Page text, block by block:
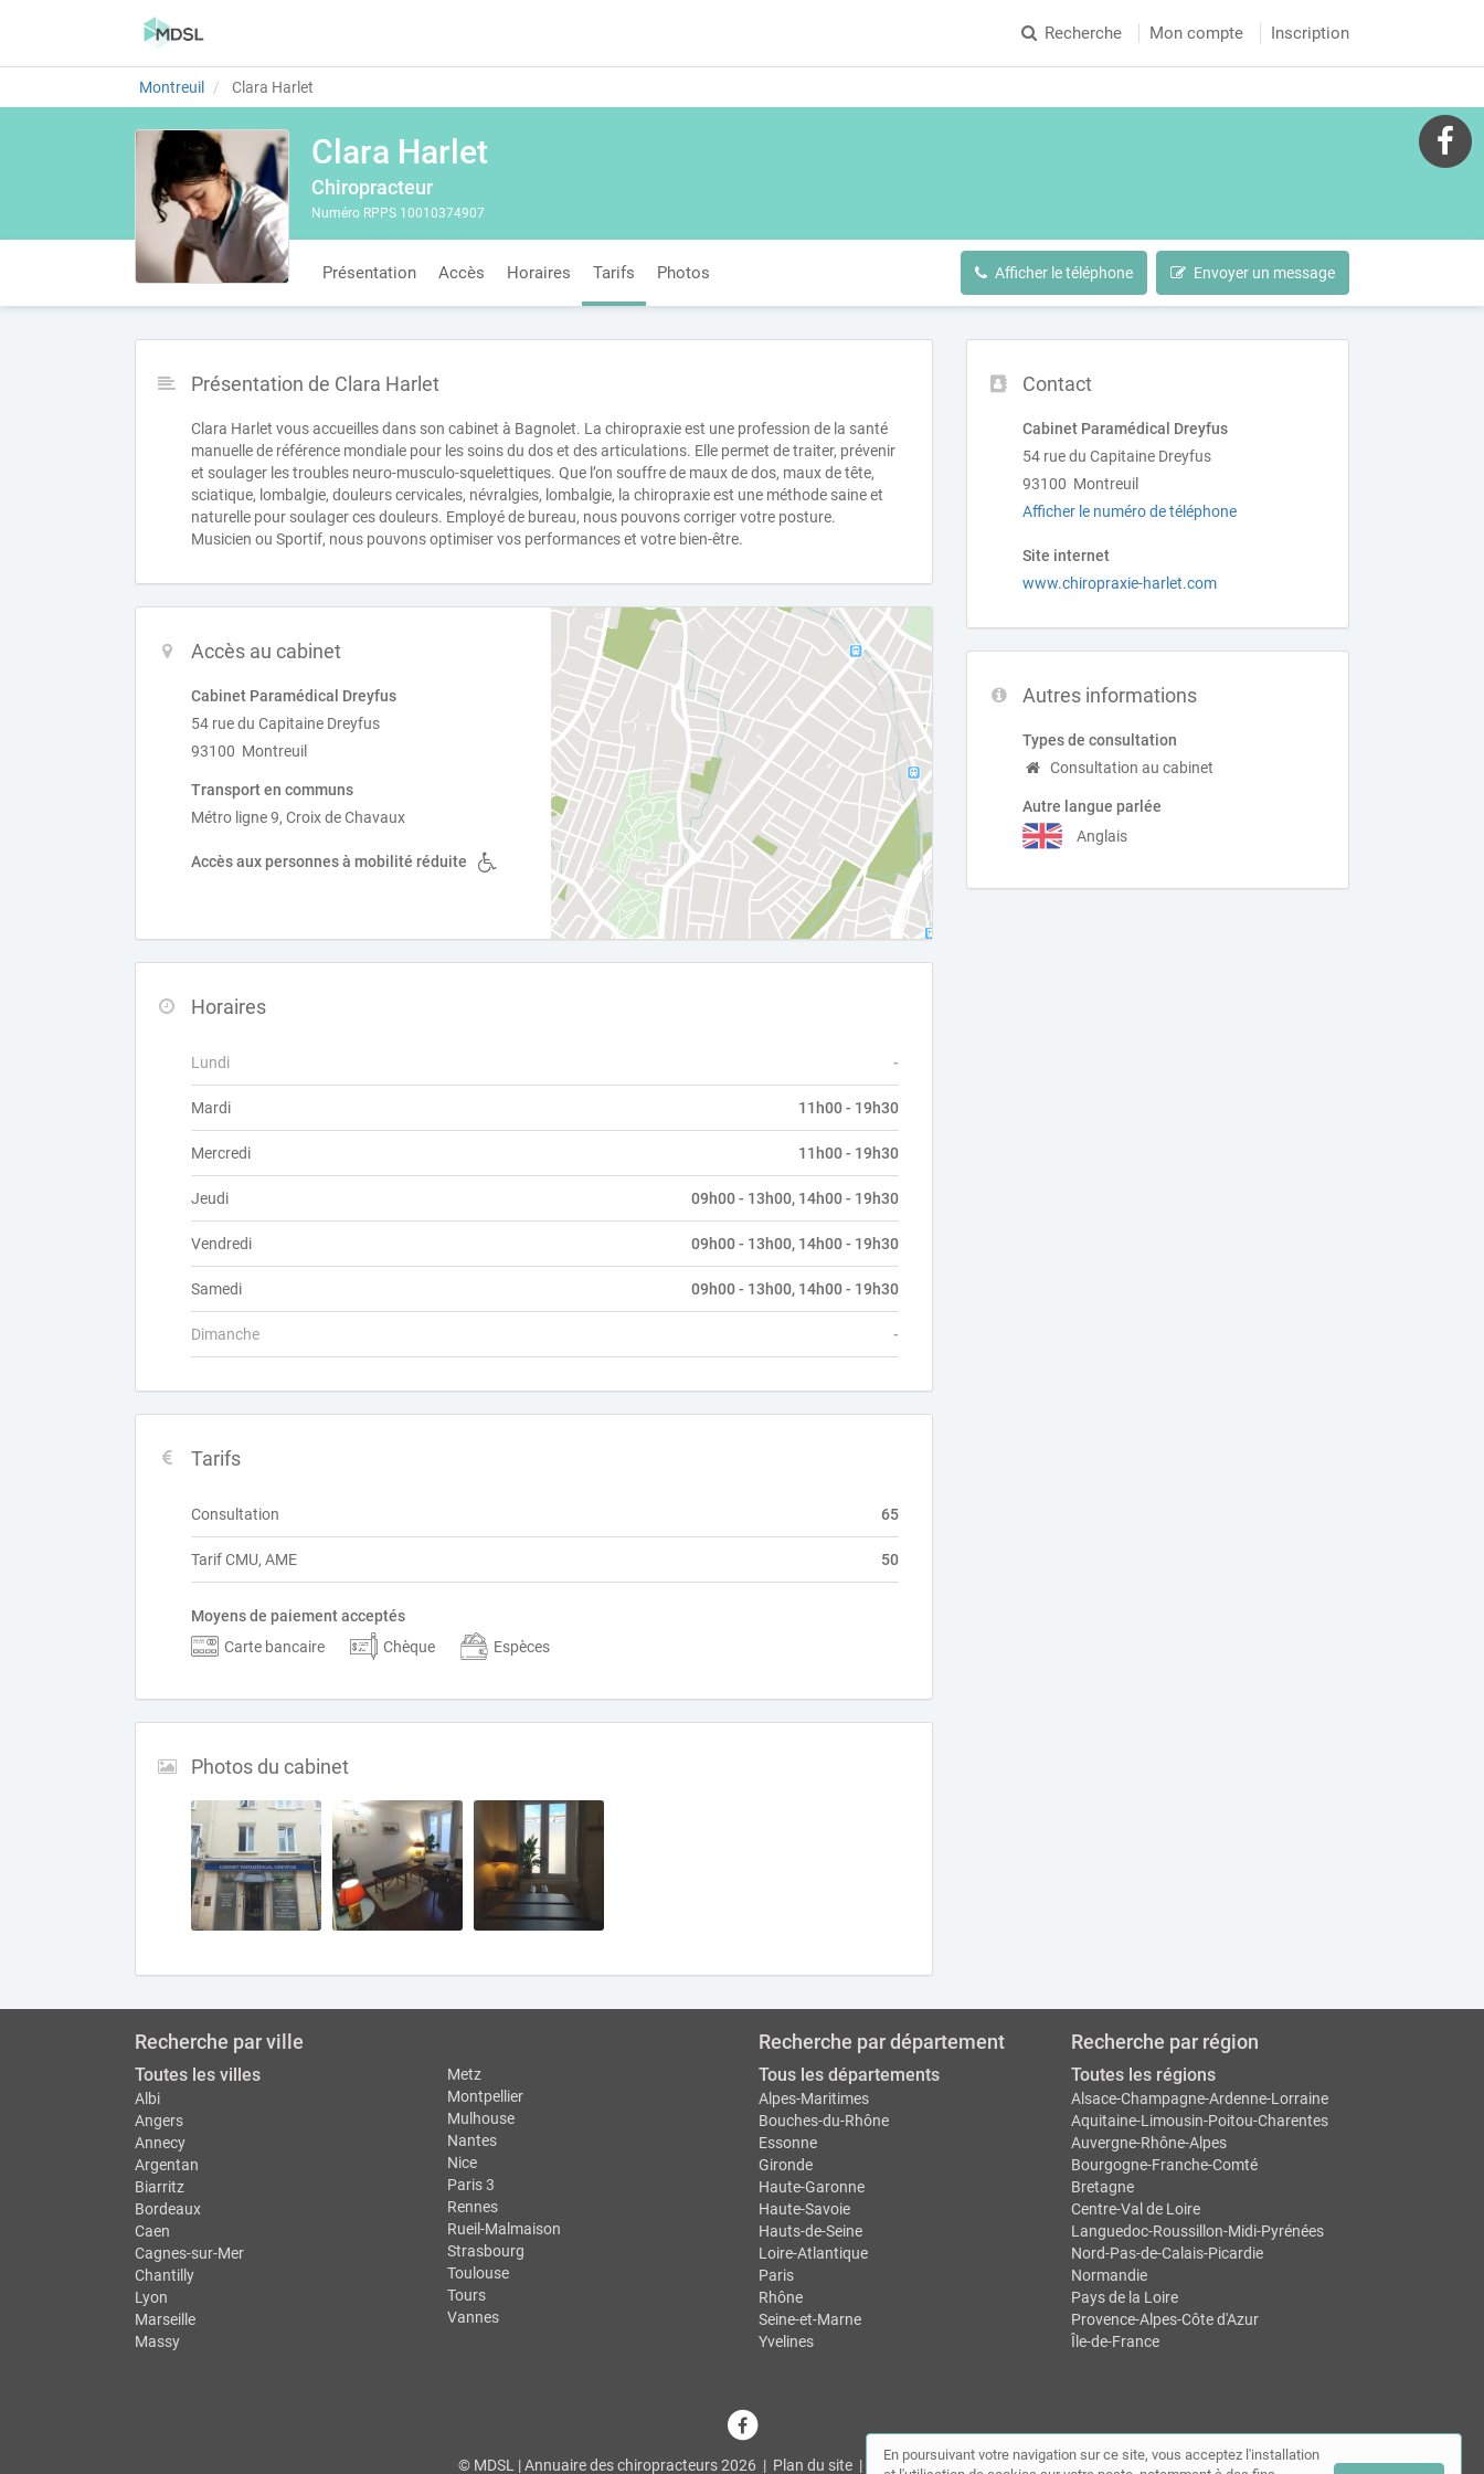
Recherche Mon compte Inscription
Montreuil Clara Harlet
Clara Harlet
Chiropracteur
Numéro RPPS 10010374907
Présentation Accès Horaires Tarifs Photos Afficher le téléphone Envoyer un message
Contact
Cabinet Paramédical Dreyfus
54 rue du Capitaine Dreyfus
93100 Montreuil
Afficher le numéro de téléphone
Site internet
www.chiropraxie-harlet.com
Autres informations
Types de consultation
Consultation au cabinet
Autre langue parlée
Anglais
Présentation de Clara Harlet
Clara Harlet vous accueilles dans son cabinet à Bagnolet. La chiropraxie est une profession de la santé
manuelle de référence mondiale pour les soins du dos et des articulations. Elle permet de traiter, prévenir
et soulager les troubles neuro-musculo-squelettiques. Que l’on souffre de maux de dos, maux de tête,
sciatique, lombalgie, douleurs cervicales, névralgies, lombalgie, la chiropraxie est une méthode saine et
naturelle pour soulager ces douleurs. Employé de bureau, nous pouvons corriger votre posture.
Musicien ou Sportif, nous pouvons optimiser vos performances et votre bien-être.
Accès au cabinet
Cabinet Paramédical Dreyfus
54 rue du Capitaine Dreyfus
93100 Montreuil
Transport en communs
Métro ligne 9, Croix de Chavaux
Accès aux personnes à mobilité réduite
Horaires
Lundi -
Mardi 11h00 - 19h30
Mercredi 11h00 - 19h30
Jeudi 09h00 - 13h00, 14h00 - 19h30
Vendredi 09h00 - 13h00, 14h00 - 19h30
Samedi 09h00 - 13h00, 14h00 - 19h30
Dimanche -
Tarifs
Consultation 65
Tarif CMU, AME 50
Moyens de paiement acceptés
Carte bancaire
Chèque Espèces
Photos du cabinet
Recherche par ville
Toutes les villes
Albi
Angers
Annecy
Argentan
Biarritz
Bordeaux
Caen
Cagnes-sur-Mer
Chantilly
Lyon
Marseille
Massy
Metz
Montpellier
Mulhouse
Nantes
Nice
Paris 3
Rennes
Rueil-Malmaison
Strasbourg
Toulouse
Tours
Vannes
Recherche par département
Tous les départements
Alpes-Maritimes
Bouches-du-Rhône
Essonne
Gironde
Haute-Garonne
Haute-Savoie
Hauts-de-Seine
Loire-Atlantique
Paris
Rhône
Seine-et-Marne
Yvelines
Recherche par région
Toutes les régions
Alsace-Champagne-Ardenne-Lorraine
Aquitaine-Limousin-Poitou-Charentes
Auvergne-Rhône-Alpes
Bourgogne-Franche-Comté
Bretagne
Centre-Val de Loire
Languedoc-Roussillon-Midi-Pyrénées
Nord-Pas-de-Calais-Picardie
Normandie
Pays de la Loire
Provence-Alpes-Côte d'Azur
Île-de-France
© MDSL | Annuaire des chiropracteurs 2026 | Plan du site| Mon compte|Contact
En poursuivant votre navigation sur ce site, vous acceptez l'installation